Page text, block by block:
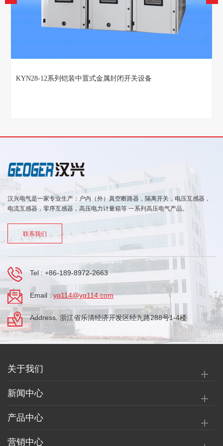
KYN28-12系列铠装中置式金属封闭开关设备
汉兴电气是一家专业生产：户内（外）真空断路器，隔离开关，电压互感器，
电流互感器，零序互感器，高压电力计量箱等 一系列高压电气产品。
联系我们
Tel : +86-189-8972-2663
Email : yq114@yq114.com
Address: 浙江省乐清经济开发区经九路288号1-4楼
关于我们
新闻中心
产品中心
营销中心